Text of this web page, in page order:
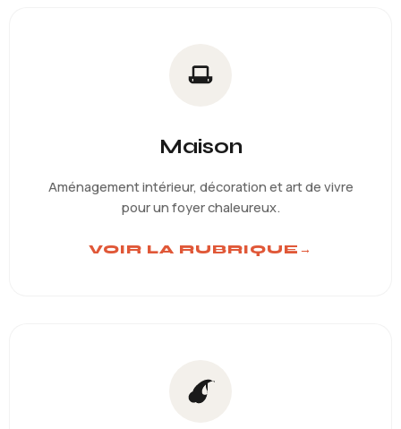
Maison
Aménagement intérieur, décoration et art de vivre
pour un foyer chaleureux.
VOIR LA RUBRIQUE →